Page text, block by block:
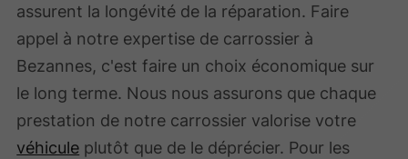
assurent la longévité de la réparation. Faire
appel à notre expertise de carrossier à
Bezannes, c'est faire un choix économique sur
le long terme. Nous nous assurons que chaque
prestation de notre carrossier valorise votre
véhicule plutôt que de le déprécier. Pour les